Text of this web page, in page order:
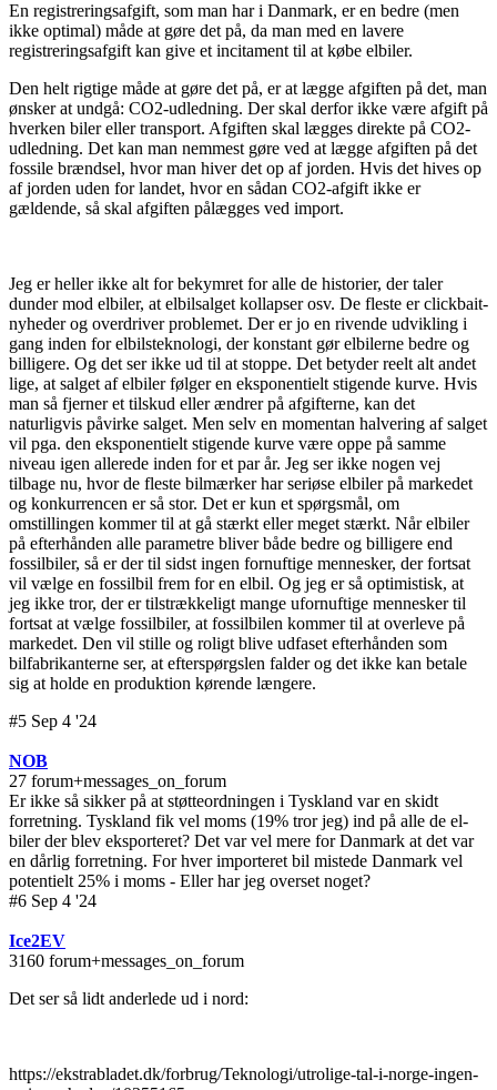
En registreringsafgift, som man har i Danmark, er en bedre (men
ikke optimal) måde at gøre det på, da man med en lavere
registreringsafgift kan give et incitament til at købe elbiler.
Den helt rigtige måde at gøre det på, er at lægge afgiften på det, man
ønsker at undgå: CO2-udledning. Der skal derfor ikke være afgift på
hverken biler eller transport. Afgiften skal lægges direkte på CO2-
udledning. Det kan man nemmest gøre ved at lægge afgiften på det
fossile brændsel, hvor man hiver det op af jorden. Hvis det hives op
af jorden uden for landet, hvor en sådan CO2-afgift ikke er
gældende, så skal afgiften pålægges ved import.
Jeg er heller ikke alt for bekymret for alle de historier, der taler
dunder mod elbiler, at elbilsalget kollapser osv. De fleste er clickbait-
nyheder og overdriver problemet. Der er jo en rivende udvikling i
gang inden for elbilsteknologi, der konstant gør elbilerne bedre og
billigere. Og det ser ikke ud til at stoppe. Det betyder reelt alt andet
lige, at salget af elbiler følger en eksponentielt stigende kurve. Hvis
man så fjerner et tilskud eller ændrer på afgifterne, kan det
naturligvis påvirke salget. Men selv en momentan halvering af salget
vil pga. den eksponentielt stigende kurve være oppe på samme
niveau igen allerede inden for et par år. Jeg ser ikke nogen vej
tilbage nu, hvor de fleste bilmærker har seriøse elbiler på markedet
og konkurrencen er så stor. Det er kun et spørgsmål, om
omstillingen kommer til at gå stærkt eller meget stærkt. Når elbiler
på efterhånden alle parametre bliver både bedre og billigere end
fossilbiler, så er der til sidst ingen fornuftige mennesker, der fortsat
vil vælge en fossilbil frem for en elbil. Og jeg er så optimistisk, at
jeg ikke tror, der er tilstrækkeligt mange ufornuftige mennesker til
fortsat at vælge fossilbiler, at fossilbilen kommer til at overleve på
markedet. Den vil stille og roligt blive udfaset efterhånden som
bilfabrikanterne ser, at efterspørgslen falder og det ikke kan betale
sig at holde en produktion kørende længere.
#5 Sep 4 '24
NOB
27 forum+messages_on_forum
Er ikke så sikker på at støtteordningen i Tyskland var en skidt
forretning. Tyskland fik vel moms (19% tror jeg) ind på alle de el-
biler der blev eksporteret? Det var vel mere for Danmark at det var
en dårlig forretning. For hver importeret bil mistede Danmark vel
potentielt 25% i moms - Eller har jeg overset noget?
#6 Sep 4 '24
Ice2EV
3160 forum+messages_on_forum
Det ser så lidt anderlede ud i nord:
https://ekstrabladet.dk/forbrug/Teknologi/utrolige-tal-i-norge-ingen-